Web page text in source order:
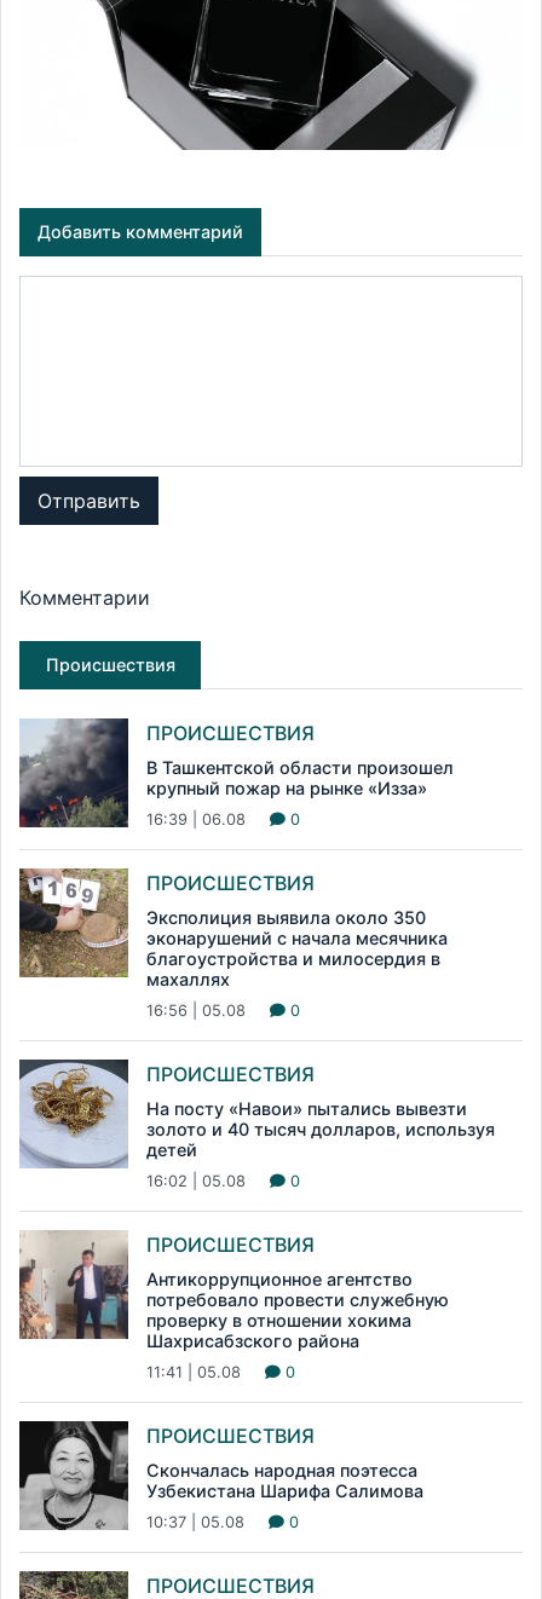
Добавить комментарий
Отправить
Комментарии
Происшествия
ПРОИСШЕСТВИЯ
В Ташкентской области произошел
крупный пожар на рынке «Изза»
16:39 | 06.08 0
ПРОИСШЕСТВИЯ
Эксполиция выявила около 350
эконарушений с начала месячника
благоустройства и милосердия в
махаллях
16:56 | 05.08 0
ПРОИСШЕСТВИЯ
На посту «Навои» пытались вывезти
золото и 40 тысяч долларов, используя
детей
16:02 | 05.08 0
ПРОИСШЕСТВИЯ
Антикоррупционное агентство
потребовало провести служебную
проверку в отношении хокима
Шахрисабзского района
11:41 | 05.08 0
ПРОИСШЕСТВИЯ
Скончалась народная поэтесса
Узбекистана Шарифа Салимова
10:37 | 05.08 0
ПРОИСШЕСТВИЯ